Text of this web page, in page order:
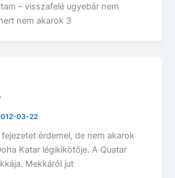
– visszafelé ugyebár nem
nem akarok 3
03-22
érdemel, de nem akarok
Katar légikikötője. A Quatar
Mekkáról jut